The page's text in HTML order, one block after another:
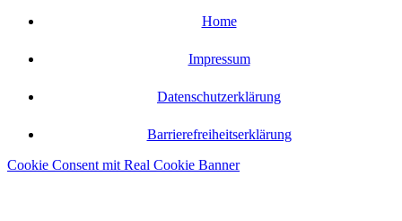
Home
Impressum
Datenschutzerklärung
Barrierefreiheitserklärung
Cookie Consent mit Real Cookie Banner